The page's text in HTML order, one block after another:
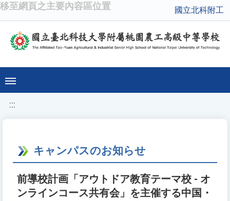
移至網頁之主要內容區位置 國立北科附工
:::
キャンパスのお知らせ
前導校計画「アウトドア教育テーマ校 - オ
ンラインコース共有会」を主催する中国・